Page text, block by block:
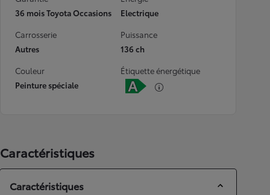
36 mois Toyota Occasions
Electrique
Carrosserie
Autres
Puissance
136 ch
Couleur
Peinture spéciale
Étiquette énergétique
Caractéristiques
Caractéristiques